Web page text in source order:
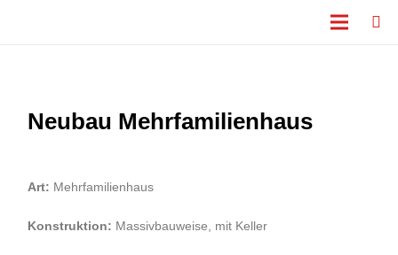
Neubau Mehrfamilienhaus
Art: Mehrfamilienhaus
Konstruktion: Massivbauweise, mit Keller